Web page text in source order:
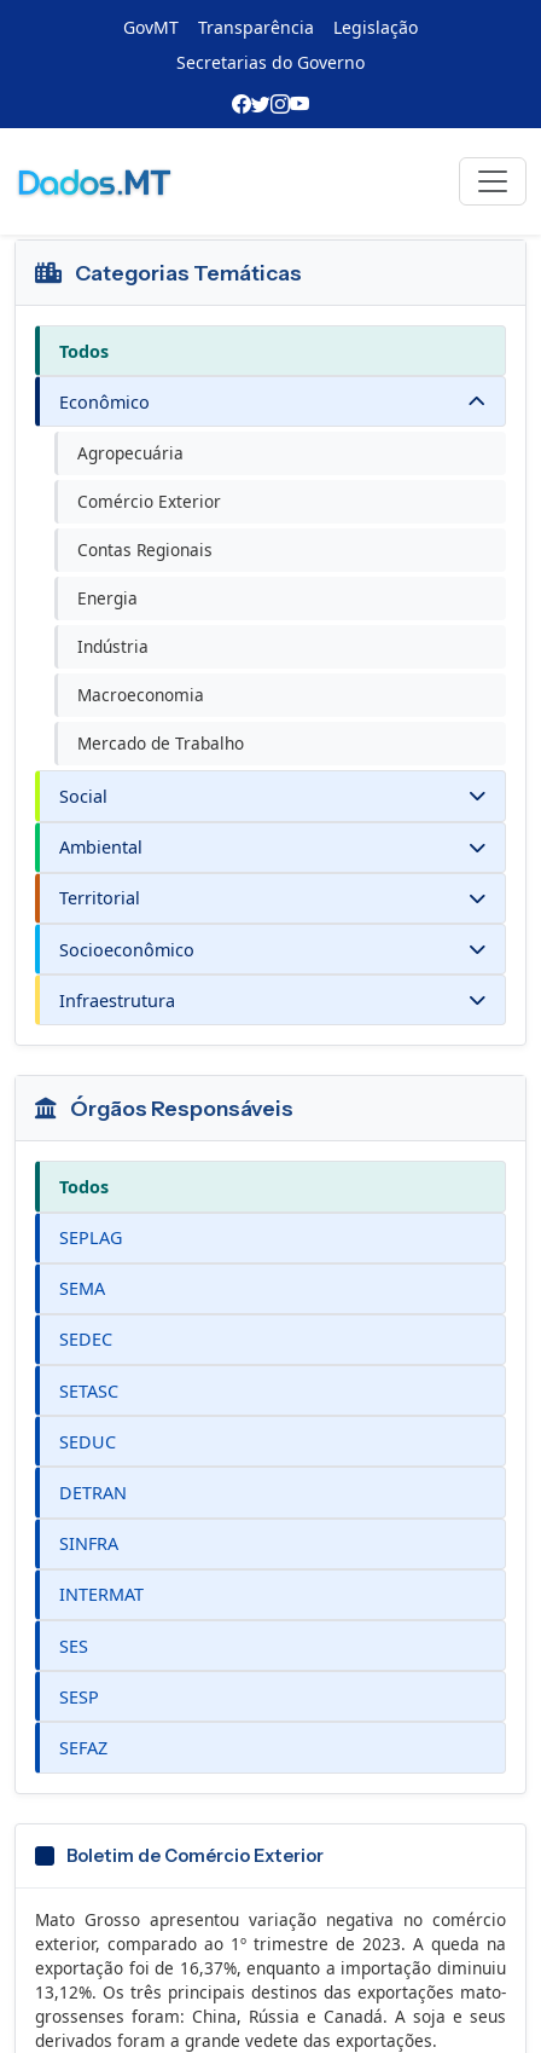
GovMT Transparência
Legislação
Secretarias do Governo
Catálogo oficial de produtos e indicadores Voltar
Categorias Temáticas
Todos
Econômico
Agropecuária
Comércio Exterior
Contas Regionais
Energia
Indústria
Macroeconomia
Mercado de Trabalho
Social
Ambiental
Territorial
Socioeconômico
Infraestrutura
Órgãos Responsáveis
Todos
SEPLAG
SEMA
SEDEC
SETASC
SEDUC
DETRAN
SINFRA
INTERMAT
SES
SESP
SEFAZ
Boletim de Comércio Exterior
Mato Grosso apresentou variação negativa no comércio
exterior, comparado ao 1º trimestre de 2023. A queda na
exportação foi de 16,37%, enquanto a importação diminuiu
13,12%. Os três principais destinos das exportações mato-
grossenses foram: China, Rússia e Canadá. A soja e seus
derivados foram a grande vedete das exportações.